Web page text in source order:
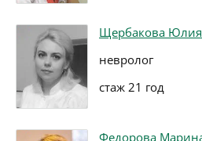
Щербакова
невролог
стаж 21 год
Федорова